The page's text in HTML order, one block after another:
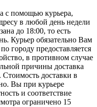
с помощью курьера,
в любой день недели
до 18:00, то есть
Курьер обязательно Вам
городу предоставляется
в противном случае
причины доставка
Стоимость доставки в
Вы при курьере
и соответствие
ограничено 15